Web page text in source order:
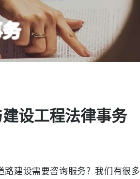
设工程法律事务
路建设需要咨询服务？我们有很